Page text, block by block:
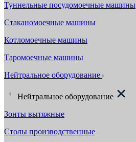
Туннельные посудомоечные машины
Стаканомоечные машины
Котломоечные машины
Таромоечные машины
Нейтральное оборудование
Нейтральное оборудование
Зонты вытяжные
Столы производственные